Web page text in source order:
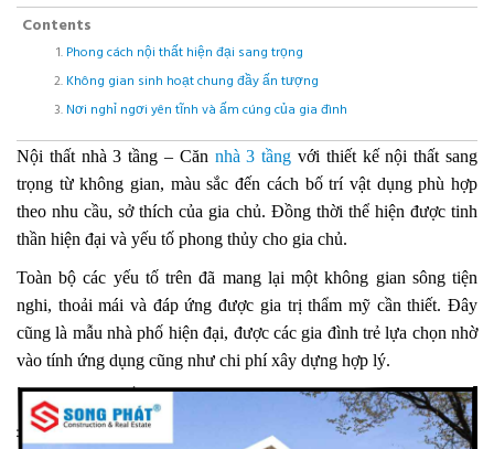
Contents
Phong cách nội thất hiện đại sang trọng
Không gian sinh hoạt chung đầy ấn tượng
Nơi nghỉ ngơi yên tĩnh và ấm cúng của gia đình
Nội thất nhà 3 tầng – Căn nhà 3 tầng với thiết kế nội thất sang
trọng từ không gian, màu sắc đến cách bố trí vật dụng phù hợp
theo nhu cầu, sở thích của gia chủ. Đồng thời thể hiện được tinh
thần hiện đại và yếu tố phong thủy cho gia chủ.
Toàn bộ các yếu tố trên đã mang lại một không gian sông tiện
nghi, thoải mái và đáp ứng được gia trị thẩm mỹ cần thiết. Đây
cũng là mẫu nhà phố hiện đại, được các gia đình trẻ lựa chọn nhờ
vào tính ứng dụng cũng như chi phí xây dựng hợp lý.